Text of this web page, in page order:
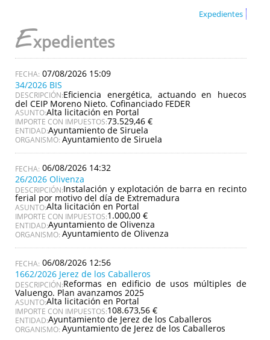
Expedientes
Expedientes
07/08/2026 15:09
34/2026 BIS
DESCRIPCIÓN:Eficiencia energética, actuando en huecos
del CEIP Moreno Nieto. Cofinanciado FEDER
ASUNTO:Alta licitación en Portal
IMPORTE CON IMPUESTOS:73.529,46 €
ENTIDAD:Ayuntamiento de Siruela
ORGANISMO: Ayuntamiento de Siruela
06/08/2026 14:32
26/2026 Olivenza
DESCRIPCIÓN:Instalación y explotación de barra en recinto
ferial por motivo del día de Extremadura
ASUNTO:Alta licitación en Portal
IMPORTE CON IMPUESTOS:1.000,00 €
ENTIDAD:Ayuntamiento de Olivenza
ORGANISMO: Ayuntamiento de Olivenza
06/08/2026 12:56
1662/2026 Jerez de los Caballeros
DESCRIPCIÓN:Reformas en edificio de usos múltiples de
Valuengo. Plan avanzamos 2025
ASUNTO:Alta licitación en Portal
IMPORTE CON IMPUESTOS:108.673,56 €
ENTIDAD:Ayuntamiento de Jerez de los Caballeros
ORGANISMO: Ayuntamiento de Jerez de los Caballeros